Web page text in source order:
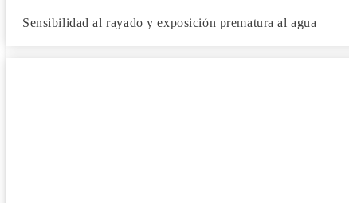
Sensibilidad al rayado y exposición prematura al agua